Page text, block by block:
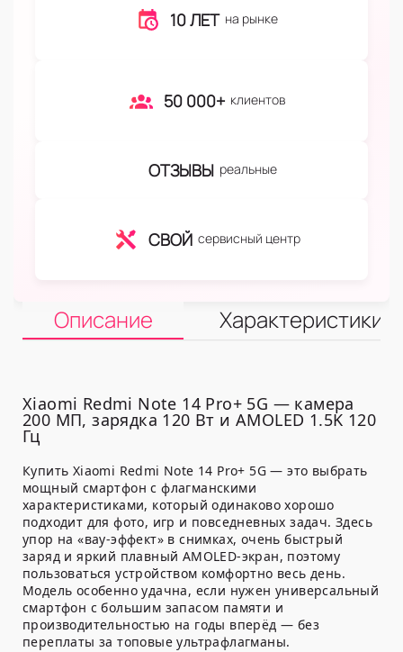
10 ЛЕТ на рынке
50 000+ клиентов
ОТЗЫВЫ реальные
СВОЙ сервисный центр
Описание Характеристики
Xiaomi Redmi Note 14 Pro+ 5G — камера
200 МП, зарядка 120 Вт и AMOLED 1.5K 120
Гц
Купить Xiaomi Redmi Note 14 Pro+ 5G — это выбрать
мощный смартфон с флагманскими
характеристиками, который одинаково хорошо
подходит для фото, игр и повседневных задач. Здесь
упор на «вау-эффект» в снимках, очень быстрый
заряд и яркий плавный AMOLED-экран, поэтому
пользоваться устройством комфортно весь день.
Модель особенно удачна, если нужен универсальный
смартфон с большим запасом памяти и
производительностью на годы вперёд — без
переплаты за топовые ультрафлагманы.